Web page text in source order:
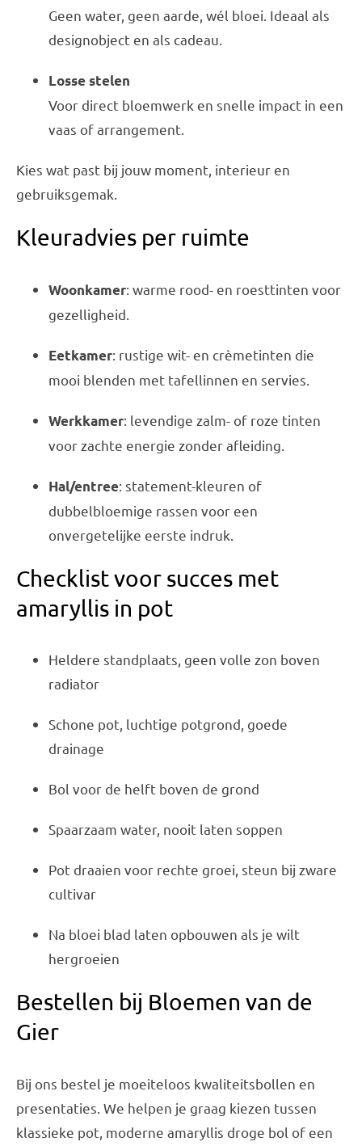
Geen water, geen aarde, wél bloei. Ideaal als
designobject en als cadeau.
Losse stelen
Voor direct bloemwerk en snelle impact in een
vaas of arrangement.
Kies wat past bij jouw moment, interieur en
gebruiksgemak.
Kleuradvies per ruimte
Woonkamer: warme rood- en roesttinten voor
gezelligheid.
Eetkamer: rustige wit- en crèmetinten die
mooi blenden met tafellinnen en servies.
Werkkamer: levendige zalm- of roze tinten
voor zachte energie zonder afleiding.
Hal/entree: statement-kleuren of
dubbelbloemige rassen voor een
onvergetelijke eerste indruk.
Checklist voor succes met
amaryllis in pot
Heldere standplaats, geen volle zon boven
radiator
Schone pot, luchtige potgrond, goede
drainage
Bol voor de helft boven de grond
Spaarzaam water, nooit laten soppen
Pot draaien voor rechte groei, steun bij zware
cultivar
Na bloei blad laten opbouwen als je wilt
hergroeien
Bestellen bij Bloemen van de
Gier
Bij ons bestel je moeiteloos kwaliteitsbollen en
presentaties. We helpen je graag kiezen tussen
klassieke pot, moderne amaryllis droge bol of een